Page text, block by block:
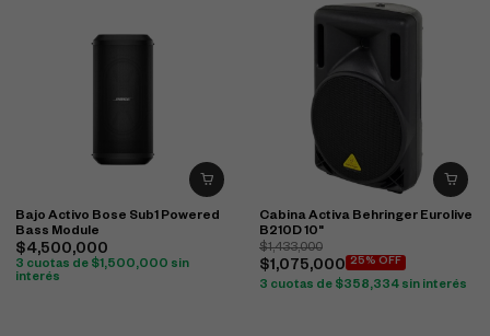
Bajo Activo Bose Sub1 Powered
Bass Module
$4,500,000
3 cuotas de $1,500,000 sin
interés
Cabina Activa Behringer Eurolive
B210D 10"
$1,433,000
$1,075,000 25% OFF
3 cuotas de $358,334 sin interés